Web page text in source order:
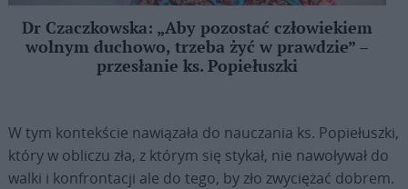
Dr Czaczkowska: „Aby pozostać człowiekiem
wolnym duchowo, trzeba żyć w prawdzie” –
przesłanie ks. Popiełuszki
W tym kontekście nawiązała do nauczania ks. Popiełuszki,
który w obliczu zła, z którym się stykał, nie nawoływał do
walki i konfrontacji ale do tego, by zło zwyciężać dobrem.